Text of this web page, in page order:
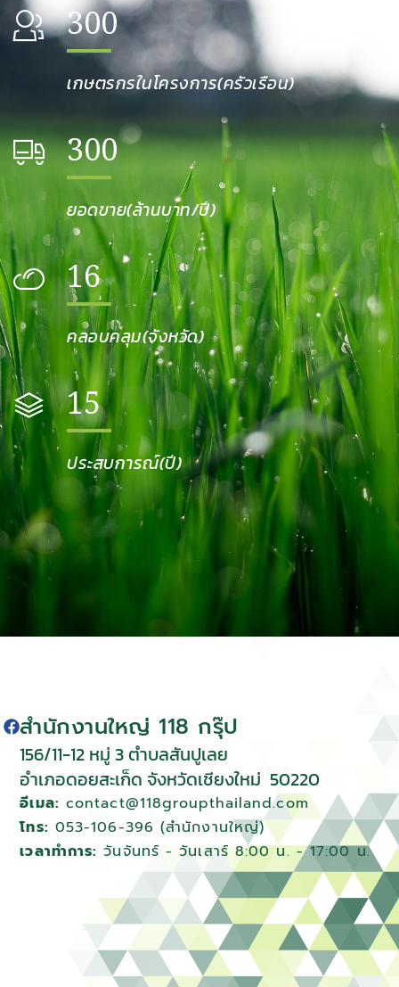
300
เกษตรกรในโครงการ(ครัวเรือน)
300
ยอดขาย(ล้านบาท/ปี)
16
คลอบคลุม(จังหวัด)
15
ประสบการณ์(ปี)
สำนักงานใหญ่ 118 กรุ๊ป
156/11-12 หมู่ 3 ตําบลสันปูเลย
อําเภอดอยสะเก็ด จังหวัดเชียงใหม่50220
อีเมล: contact@118groupthailand.com
โทร: 053-106-396 (สำนักงานใหญ่)
เวลาทำการ: วันจันทร์ - วันเสาร์ 8:00 น. - 17:00 น.